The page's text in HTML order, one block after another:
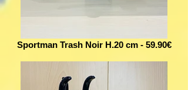
Sportman Trash Noir H.20 cm - 59.90€